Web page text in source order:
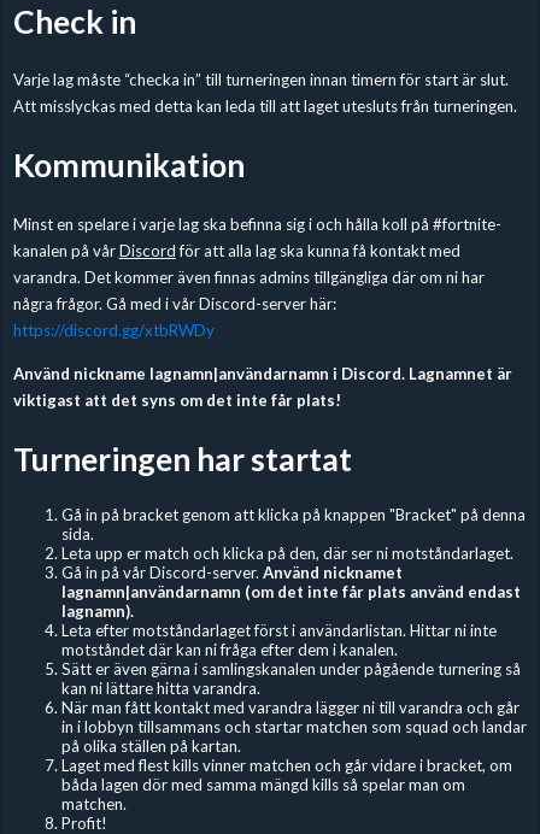
Check in
Varje lag måste “checka in” till turneringen innan timern för start är slut.
Att misslyckas med detta kan leda till att laget utesluts från turneringen.
Kommunikation
Minst en spelare i varje lag ska befinna sig i och hålla koll på #fortnite-
kanalen på vårDiscordför att alla lag ska kunna få kontakt med
varandra. Det kommer även finnas admins tillgängliga där om ni har
några frågor. Gå med i vår Discord-server här:
https://discord.gg/xtbRWDy
Använd nickname lagnamn|användarnamn i Discord. Lagnamnet är
viktigast att det syns om det inte får plats!
Turneringen har startat
Gå in på bracket genom att klicka på knappen "Bracket" på denna
sida.
Leta upp er match och klicka på den, där ser ni motståndarlaget.
Gå in på vår Discord-server. Använd nicknamet
lagnamn|användarnamn (om det inte får plats använd endast
lagnamn).
Leta efter motståndarlaget först i användarlistan. Hittar ni inte
motståndet där kan ni fråga efter dem i kanalen.
Sätt er även gärna i samlingskanalen under pågående turnering så
kan ni lättare hitta varandra.
När man fått kontakt med varandra lägger ni till varandra och går
in i lobbyn tillsammans och startar matchen som squad och landar
på olika ställen på kartan.
Laget med flest kills vinner matchen och går vidare i bracket, om
båda lagen dör med samma mängd kills så spelar man om
matchen.
Profit!